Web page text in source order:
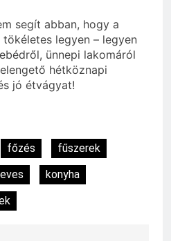
segít abban, hogy a
legyen – legyen
ünnepi lakomáról
hétköznapi
jó étvágyat!
főzés
fűszerek
konyha